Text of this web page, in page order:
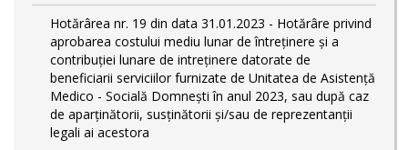
Hotărârea nr. 19 din data 31.01.2023 - Hotărâre privind
aprobarea costului mediu lunar de întreţinere şi a
contribuţiei lunare de intreţinere datorate de
beneficiarii serviciilor furnizate de Unitatea de Asistenţă
Medico - Socială Domneşti în anul 2023, sau după caz
de aparţinătorii, susţinătorii şi/sau de reprezentanţii
legali ai acestora